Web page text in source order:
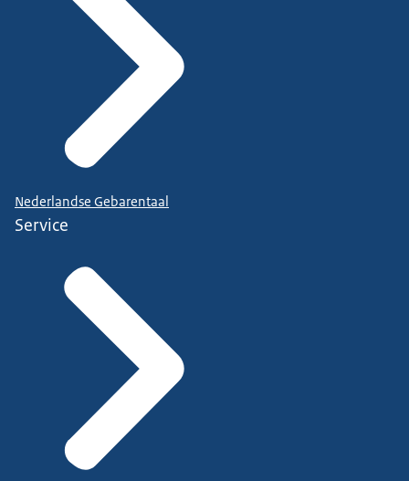
Nederlandse Gebarentaal
Service